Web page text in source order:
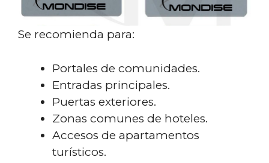
Se recomienda para:
Portales de comunidades.
Entradas principales.
Puertas exteriores.
Zonas comunes de hoteles.
Accesos de apartamentos
turísticos.